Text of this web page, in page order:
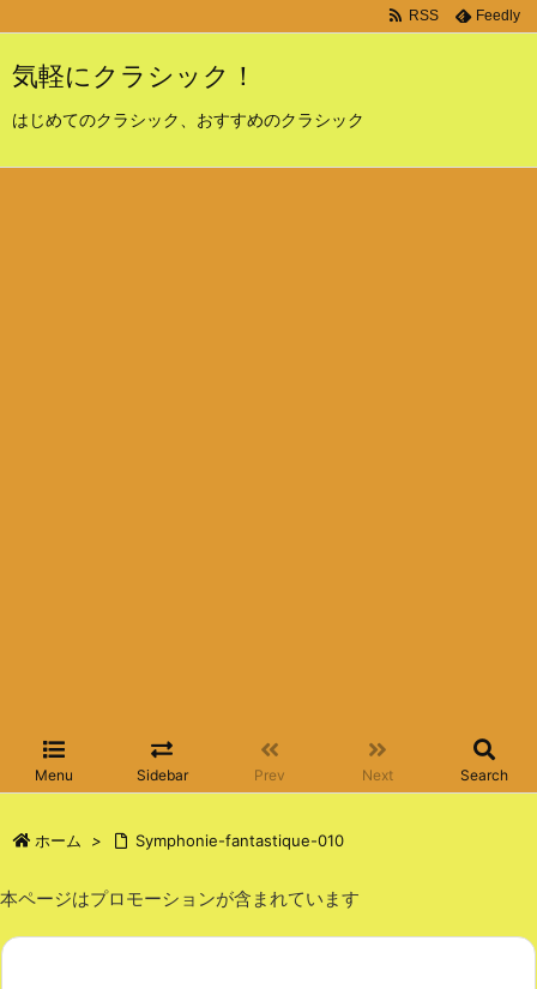
気軽にクラシック！
はじめてのクラシック、おすすめのクラシック
Menu Sidebar Prev Next Search
RSS Feedly
ホーム > Symphonie-fantastique-010
本ページはプロモーションが含まれています